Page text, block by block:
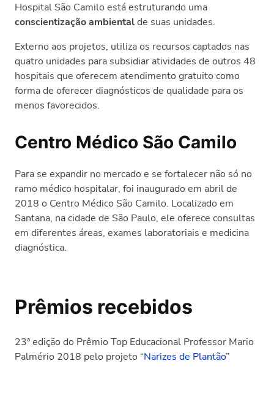
Hospital São Camilo está estruturando uma
conscientização ambientalde suas unidades.
Externo aos projetos, utiliza os recursos captados nas
quatro unidades para subsidiar atividades de outros 48
hospitais que oferecem atendimento gratuito como
forma de oferecer diagnósticos de qualidade para os
menos favorecidos.
Centro Médico São Camilo
Para se expandir no mercado e se fortalecer não só no
ramo médico hospitalar, foi inaugurado em abril de
2018 o Centro Médico São Camilo. Localizado em
Santana, na cidade de São Paulo, ele oferece consultas
em diferentes áreas, exames laboratoriais e medicina
diagnóstica.
Prêmios recebidos
23ª edição do Prêmio Top Educacional Professor Mario
Palmério 2018 pelo projeto “Narizes de Plantão”